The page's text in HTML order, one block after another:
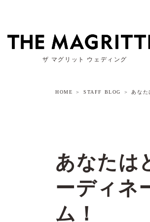
ザ マグリット ウェディング
HOME STAFF BLOG あなた
あなたは
ーディネ
ム！